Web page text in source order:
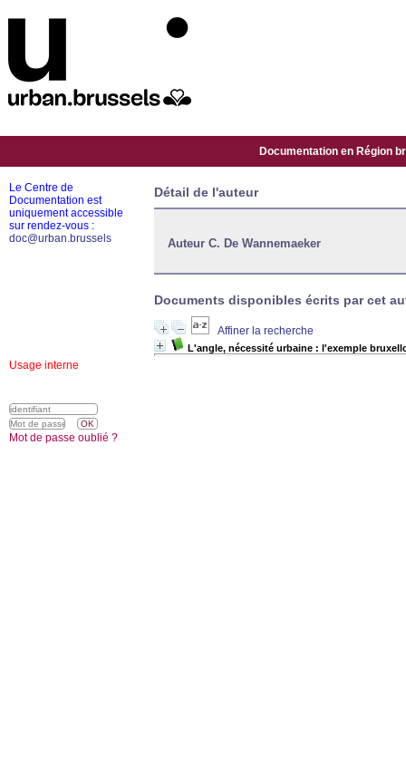
Documentation en Région
Détail de l'auteur
Auteur C. De Wannemaeker
Documents disponibles écrits par cet
Affiner la recherche
L'angle, nécessité urbaine : l'exemple
Le Centre de
Documentation est
uniquement accessible
sur rendez-vous :
doc@urban.brussels
Usage interne
Mot de passe oublié ?